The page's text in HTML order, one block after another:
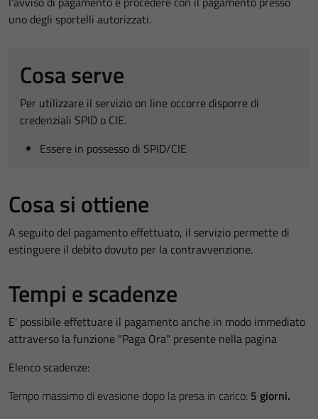
uno degli sportelli autorizzati.
Cosa serve
Per utilizzare il servizio on line occorre disporre di
credenziali SPID o CIE.
Essere in possesso di SPID/CIE
Cosa si ottiene
A seguito del pagamento effettuato, il servizio permette di
estinguere il debito dovuto per la contravvenzione.
Tempi e scadenze
E' possibile effettuare il pagamento anche in modo immediato
attraverso la funzione "Paga Ora" presente nella pagina
Elenco scadenze:
Tempo massimo di evasione dopo la presa in carico: 5 giorni.